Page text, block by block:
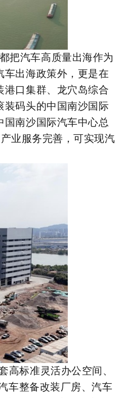
把汽车高质量出海作为
车出海政策外，更是在
港口集群、龙穴岛综合
装码头的中国南沙国际
南沙国际汽车中心总
业服务完善，可实现汽
高标准灵活办公空间、
车整备改装厂房、汽车